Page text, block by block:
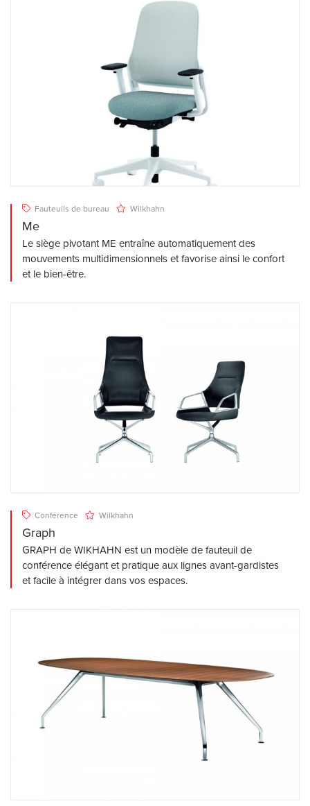
Fauteuils de bureau Wilkhahn
Me
Le siège pivotant ME entraîne automatiquement des
mouvements multidimensionnels et favorise ainsi le confort
et le bien-être.
Conférence Wilkhahn
Graph
GRAPH de WIKHAHN est un modèle de fauteuil de
conférence élégant et pratique aux lignes avant-gardistes
et facile à intégrer dans vos espaces.